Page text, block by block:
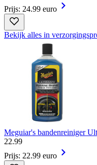
Prijs: 24.99 euro
Bekijk alles in
Meguiar's bandenreiniger
22.99
Prijs: 22.99 euro